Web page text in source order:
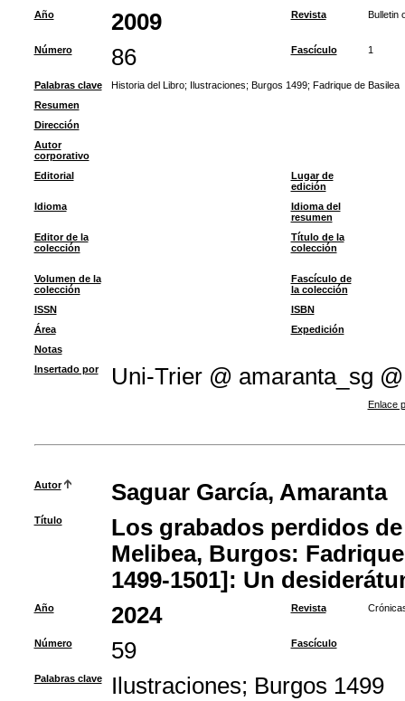
Año 2009 Revista Bulletin
Número 86 Fascículo 1
Palabras clave Historia del Libro; Ilustraciones; Burgos 1499; Fadrique de Basilea
Resumen
Dirección
Autor
corporativo
Editorial
Lugar de
edición
Idioma
Idioma del
resumen
Editor de la
colección
Título de la
colección
Volumen de la
colección
Fascículo de
la colección
ISSN
ISBN
Área
Expedición
Notas
Insertado por
Uni-Trier @ amaranta_sg @
Enlace
Autor Saguar García, Amaranta
Título
Los grabados perdidos
Melibea, Burgos:
1499-1501]: Un
Año 2024 Revista
Número 59 Fascículo
Palabras clave Ilustraciones; Burgos 1499